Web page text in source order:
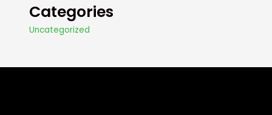
Categories
Uncategorized